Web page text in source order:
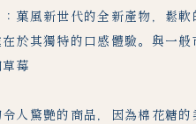
：菓風新世代的全新產物，鬆
於其獨特的口感體驗。與一
莓
人驚艷的商品，因為棉花糖